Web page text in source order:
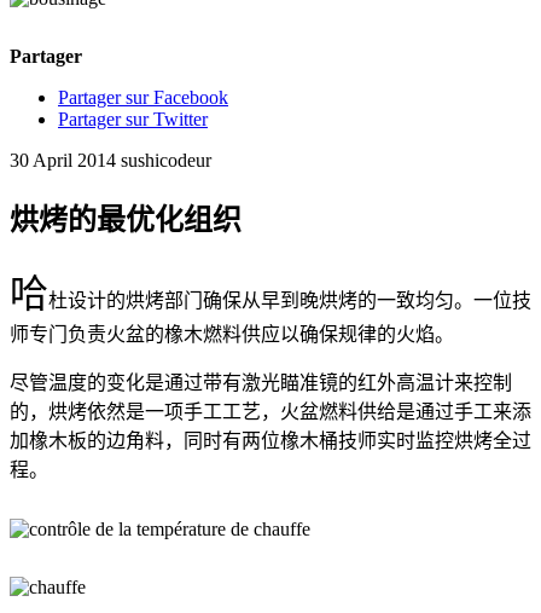
Partager
Partager sur Facebook
Partager sur Twitter
30 April 2014 sushicodeur
烘烤的最优化组织
哈杜设计的烘烤部门确保从早到晚烘烤的一致均匀。一位技
师专门负责火盆的橡木燃料供应以确保规律的火焰。
尽管温度的变化是通过带有激光瞄准镜的红外高温计来控制
的，烘烤依然是一项手工工艺，火盆燃料供给是通过手工来添
加橡木板的边角料，同时有两位橡木桶技师实时监控烘烤全过
程。